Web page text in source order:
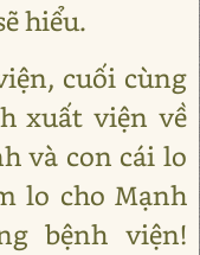
hiểu.
cuối cùng
xuất viện về
và con cái lo
lo cho Mạnh
bệnh viện!